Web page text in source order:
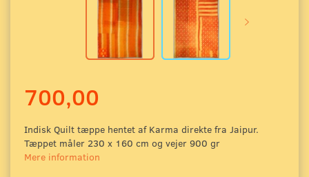
700,00
Indisk Quilt tæppe hentet af Karma direkte fra Jaipur.
Tæppet måler 230 x 160 cm og vejer 900 gr
Mere information